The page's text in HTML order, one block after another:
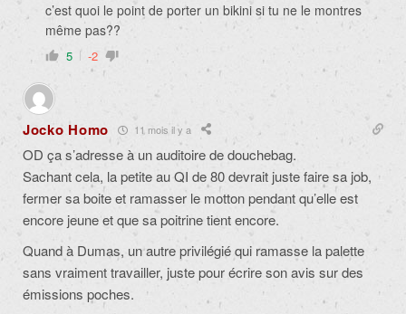
c’est quoi le point de porter un bikini si tu ne le montres
même pas??
5 -2
Jocko Homo 11 mois il y a
OD ça s’adresse à un auditoire de douchebag.
Sachant cela, la petite au QI de 80 devrait juste faire sa job,
fermer sa boite et ramasser le motton pendant qu’elle est
encore jeune et que sa poitrine tient encore.
Quand à Dumas, un autre privilégié qui ramasse la palette
sans vraiment travailler, juste pour écrire son avis sur des
émissions poches.